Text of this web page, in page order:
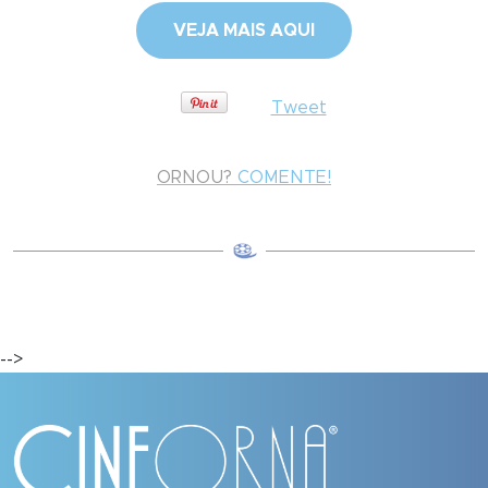
VEJA MAIS AQUI
Tweet
ORNOU? COMENTE!
-->